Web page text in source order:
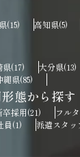
(15) 高知県(5)
県(17) 大分県(13)
縄県(85)
態から探す
卒採用(21) フル
員(1) 派遣スタッ